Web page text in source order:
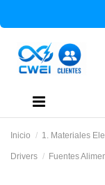
Inicio 1. Materiales
Drivers Fuentes